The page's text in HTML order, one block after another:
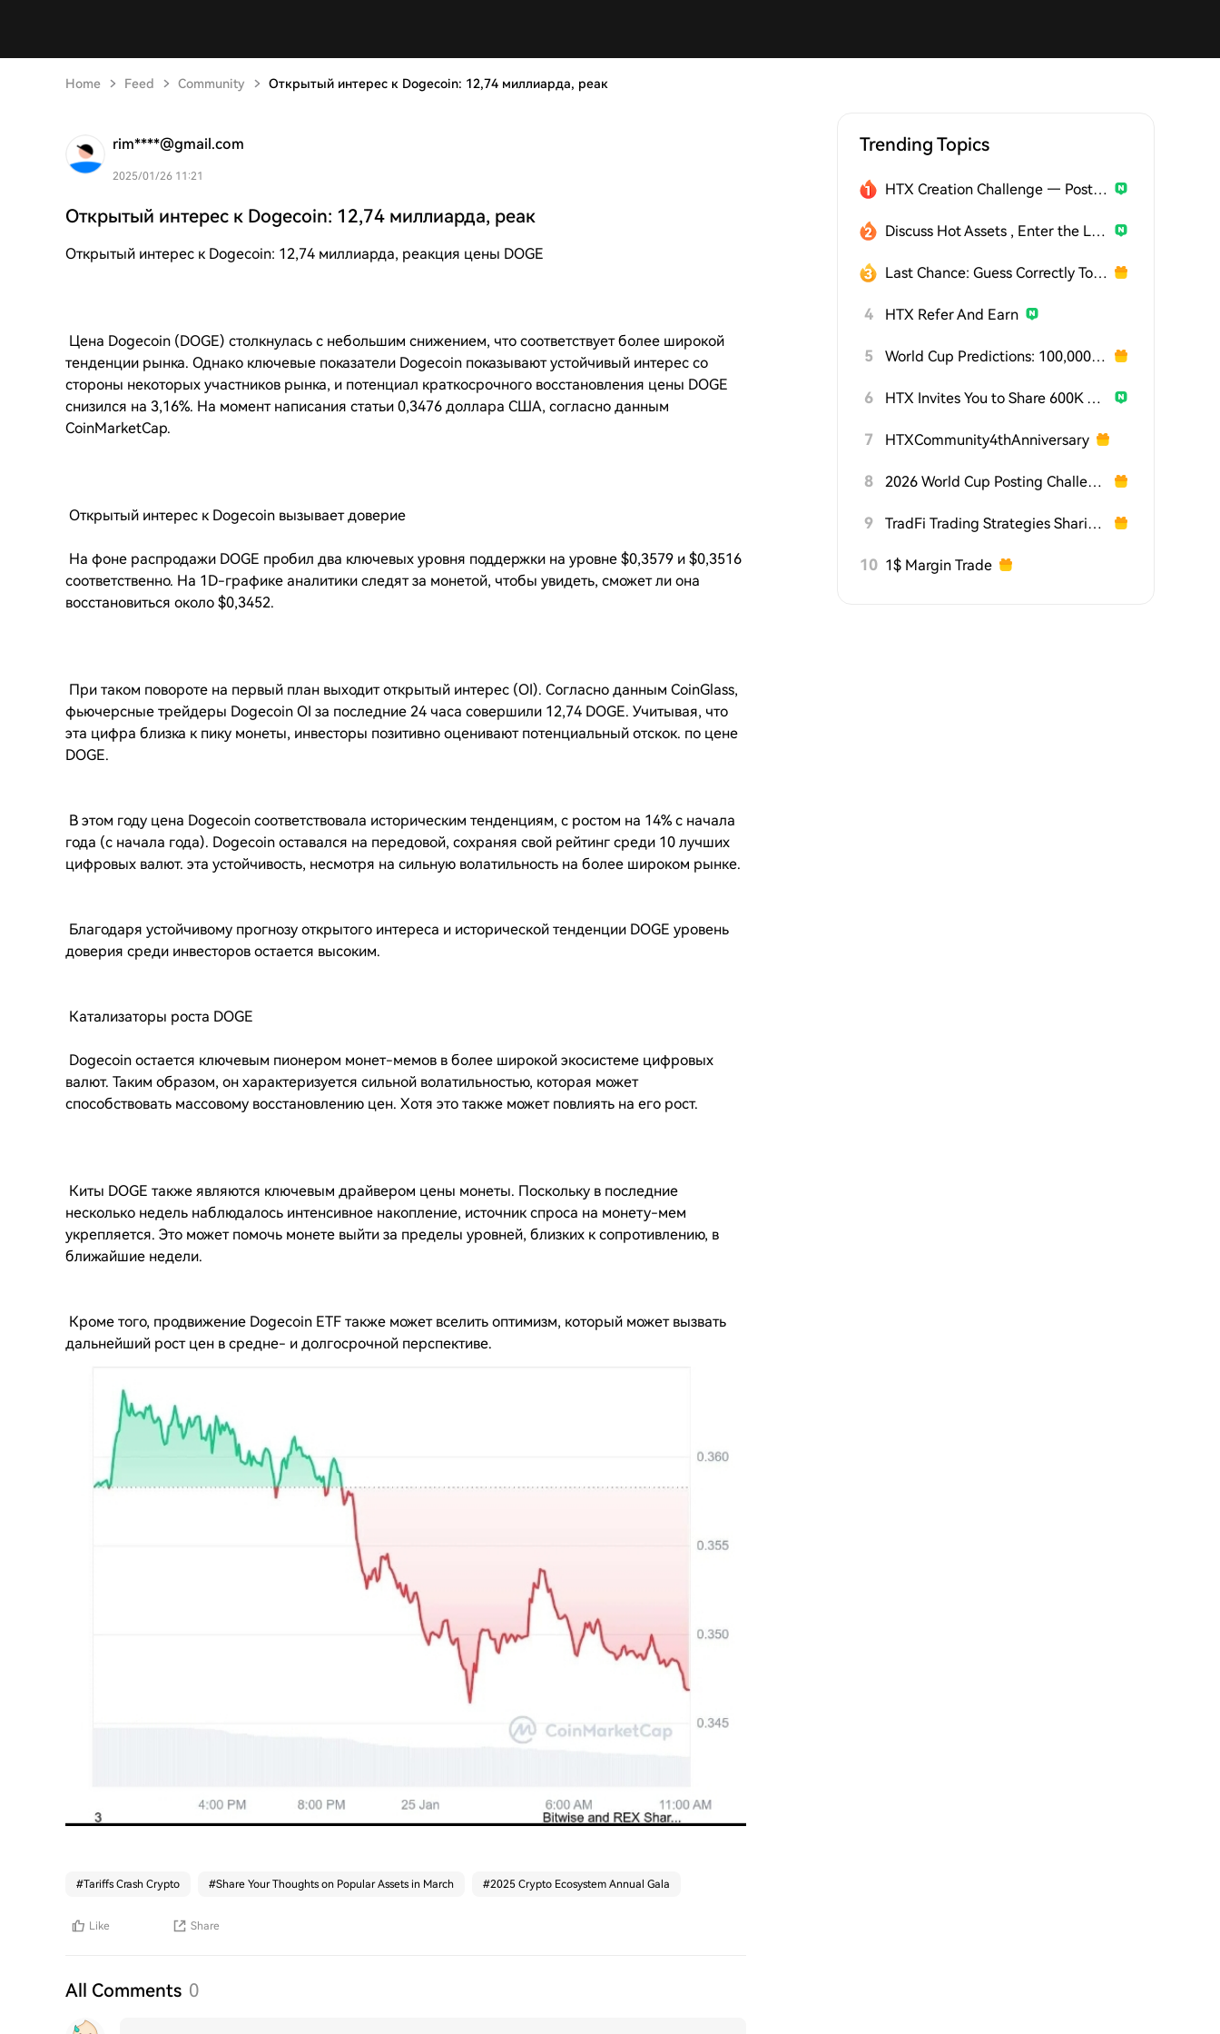
Home Feed Community Открытый интерес к Dogecoin: 12,74 миллиарда, реак
rim****@gmail.com
2025/01/26 11:21
Открытый интерес к Dogecoin: 12,74 миллиарда, реак
Открытый интерес к Dogecoin: 12,74 миллиарда, реакция цены DOGE
Цена Dogecoin (DOGE) столкнулась с небольшим снижением, что соответствует более широкой
тенденции рынка. Однако ключевые показатели Dogecoin показывают устойчивый интерес со
стороны некоторых участников рынка, и потенциал краткосрочного восстановления цены DOGE
снизился на 3,16%. На момент написания статьи 0,3476 доллара США, согласно данным
CoinMarketCap.
Открытый интерес к Dogecoin вызывает доверие
На фоне распродажи DOGE пробил два ключевых уровня поддержки на уровне $0,3579 и $0,3516
соответственно. На 1D-графике аналитики следят за монетой, чтобы увидеть, сможет ли она
восстановиться около $0,3452.
При таком повороте на первый план выходит открытый интерес (OI). Согласно данным CoinGlass,
фьючерсные трейдеры Dogecoin OI за последние 24 часа совершили 12,74 DOGE. Учитывая, что
эта цифра близка к пику монеты, инвесторы позитивно оценивают потенциальный отскок. по цене
DOGE.
В этом году цена Dogecoin соответствовала историческим тенденциям, с ростом на 14% с начала
года (с начала года). Dogecoin оставался на передовой, сохраняя свой рейтинг среди 10 лучших
цифровых валют. эта устойчивость, несмотря на сильную волатильность на более широком рынке.
Благодаря устойчивому прогнозу открытого интереса и исторической тенденции DOGE уровень
доверия среди инвесторов остается высоким.
Катализаторы роста DOGE
Dogecoin остается ключевым пионером монет-мемов в более широкой экосистеме цифровых
валют. Таким образом, он характеризуется сильной волатильностью, которая может
способствовать массовому восстановлению цен. Хотя это также может повлиять на его рост.
Киты DOGE также являются ключевым драйвером цены монеты. Поскольку в последние
несколько недель наблюдалось интенсивное накопление, источник спроса на монету-мем
укрепляется. Это может помочь монете выйти за пределы уровней, близких к сопротивлению, в
ближайшие недели.
Кроме того, продвижение Dogecoin ETF также может вселить оптимизм, который может вызвать
дальнейший рост цен в средне- и долгосрочной перспективе.
#Tariffs Crash Crypto #Share Your Thoughts on Popular Assets in March #2025 Crypto Ecosystem Annual Gala
Like Share
All Comments 0
Trending Topics
HTX Creation Challenge — Post and Win 1,500U
Discuss Hot Assets , Enter the Lucky Draw
Last Chance: Guess Correctly Today and Win More
4 HTX Refer And Earn
5 World Cup Predictions: 100,000 USDT Daily
6 HTX Invites You to Share 600K USDT in Gift Packs
7 HTXCommunity4thAnniversary
8 2026 World Cup Posting Challenge on HTX Square
9 TradFi Trading Strategies Sharing Challenge
10 1$ Margin Trade